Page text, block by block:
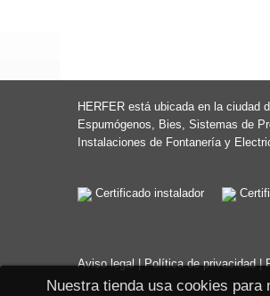
Nuestra tienda usa cookies
HERFER está ubicada en la ciudad
Espumógenos, Bies, Sistemas de
Instalaciones de Fontanería y
Certificado instalador
Aviso legal|Política de privacidad|